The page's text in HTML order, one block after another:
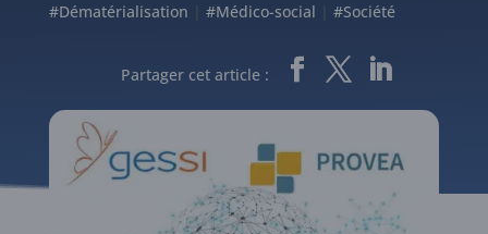
#Dématérialisation
#Médico-social #Société
Partager cet article :